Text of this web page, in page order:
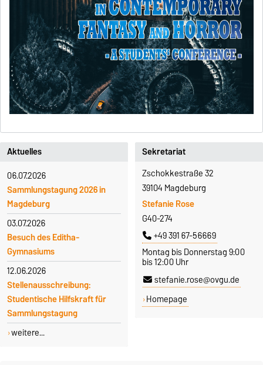
Aktuelles
06.07.2026
Sammlungstagung 2026 in
Magdeburg
03.07.2026
Besuch des Editha-
Gymnasiums
12.06.2026
Stellenausschreibung:
Studentische Hilfskraft für
Sammlungstagung
weitere...
Sekretariat
Zschokkestraße 32
39104 Magdeburg
Stefanie Rose
G40-274
+49 391 67-56669
Montag bis Donnerstag 9:00
bis 12:00 Uhr
stefanie.rose@ovgu.de
Homepage